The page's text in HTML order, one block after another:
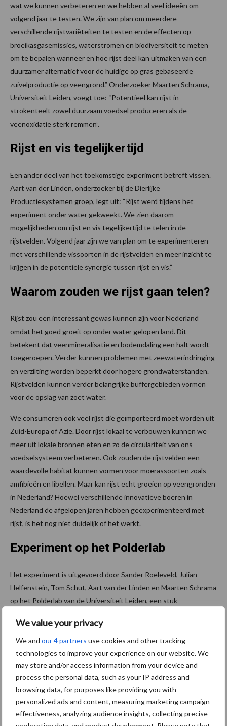
We value your privacy
We and our 4 partners use cookies and other tracking
technologies to improve your experience on our website. We
may store and/or access information from your device and
process the personal data, such as your IP address and
browsing data, for purposes like providing you with
personalized ads and content, measuring marketing campaign
effectiveness, analyzing audience insights, collecting precise
wat we kunnen verbeteren en we hebben al veel ideeën om
volgend jaar te testen. We zijn van plan om meerdere
verschillende rijstvariëteiten te testen en de effecten op
broeikasgasemissies, waterstromen en biodiversiteit te meten
om te bepalen wanneer en hoe rijst deel kan uitmaken van een
duurzamer alternatief voor de huidige op gras gebaseerde
zuivelproductie op veengrond.” Onderzoeker Maarten Schrama,
Universiteit Leiden, voegt toe: “Potentieel kan rijst in
strokenteelt zowel duurzaam voedsel produceren als de
veenoxidatie sterk remmen”.
Rijst en vis tegelijkertijd
Een ander deel van het toekomstige experiment betreft vissen.
Aart van der Linden, onderzoeker bij de Dierlijke
Productiesystemen groep, legt uit: “Rijst werd tijdens het
experiment onder water gekweekt. We zien daarom
mogelijkheden om rijst en vis tegelijkertijd te telen in de
rijstvelden. Volgend jaar zijn we van plan om te experimenteren
met verschillende vissoorten in de rijstvelden en meer inzicht te
krijgen in de potentiële synergie tussen rijst en vis.”
Waarom zouden we rijst gaan telen?
Rijst zou een interessant gewas kunnen zijn voor Nederland
omdat het goed groeit op onder water gelopen land. Dit
betekent dat veenmineralisatie en bodemdaling een halt wordt
toegeroepen. Verder kunnen problemen met zeewaterindringing
en verzilting worden beperkt door hogere grondwaterstanden.
Rijstvelden kunnen verder belangrijke buffergebieden vormen
voor de opslag van zoet water.
We consumeren ook veel rijst die geïmporteerd moet worden uit
Zuid-Europa of Azië. Door rijst lokaal te verbouwen kunnen we
meer uit lokale bronnen eten en zo de circulariteit van ons
voedselsysteem verbeteren. Ook zouden de rijstvelden een
waardevolle habitat kunnen vormen voor moerassoorten zoals
amfibieën en libellen. Maar kan rijst echt groeien op veengronden
in Nederland? Hoewel verschillende innovatieve boeren in
Nederland de afgelopen jaren hebben geëxperimenteerd met
rijst, is het nog niet duidelijk of het werkt.
Experiment op het Polderlab
Het experiment is uitgevoerd door Sander Roeleveld, Julian
Helfenstein, Tom Schut, Aart van der Linden en Maarten Schrama
op het Polderlab van de Universiteit Leiden, een stuk
Ons’. In dit lab doet de Universiteit Leiden onderzoek naar de
landbouw van de toekomst.
Aanbevolen voor jou! bodembeheer
Demonstratie Kelly 1605
kettingeg